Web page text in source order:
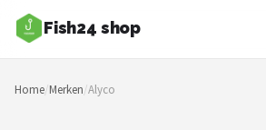
Fish24 shop
Zoeken
NAVIGATIE
Home/Merken/Alyco